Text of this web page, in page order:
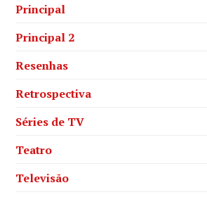
Principal
Principal 2
Resenhas
Retrospectiva
Séries de TV
Teatro
Televisão